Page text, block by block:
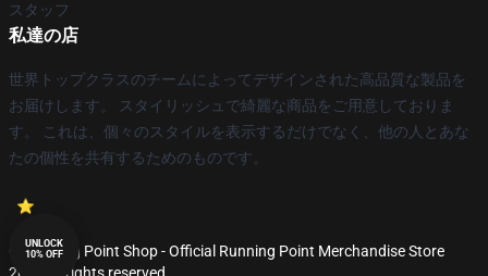
スタッフ
私達の店
世界トップクラスのチームによってデザインされた高品質な製品を
お届けします。 スタイリッシュで綺麗な商品をご用意しておりま
す。 これは、個々のスタイルを表示するだけでなく、他の人とあな
たの個性を共有するためのものです。
© Running Point Shop - Official Running Point Merchandise Store
UNLOCK
10% OFF